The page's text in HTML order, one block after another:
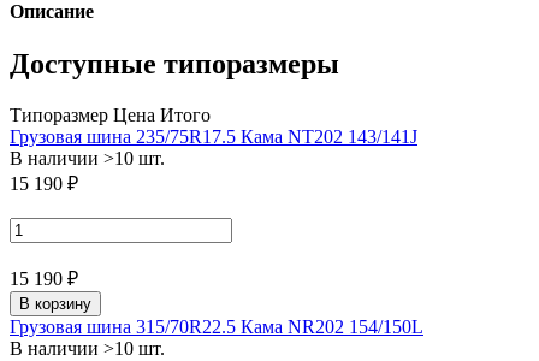
Описание
Доступные типоразмеры
Типоразмер Цена Итого
Грузовая шина 235/75R17.5 Кама NT202 143/141J
В наличии >10 шт.
15 190 ₽
15 190 ₽
В корзину
Грузовая шина 315/70R22.5 Кама NR202 154/150L
В наличии >10 шт.